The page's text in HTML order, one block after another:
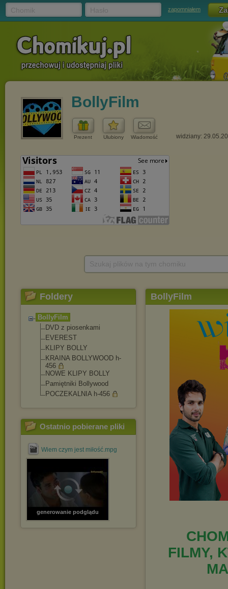
zapomniałem
BollyFilm
Prezent Ulubiony Wiadomość widziany:
Foldery
BollyFilm
DVD z piosenkami
EVEREST
KLIPY BOLLY
KRAINA BOLLYWOOD h-
456
NOWE KLIPY BOLLY
Pamiętniki Bollywood
POCZEKALNIA h-456
Ostatnio pobierane pliki
Wiem czym jest miłość.mpg
generowanie podglądu
BollyFilm
FILMY,